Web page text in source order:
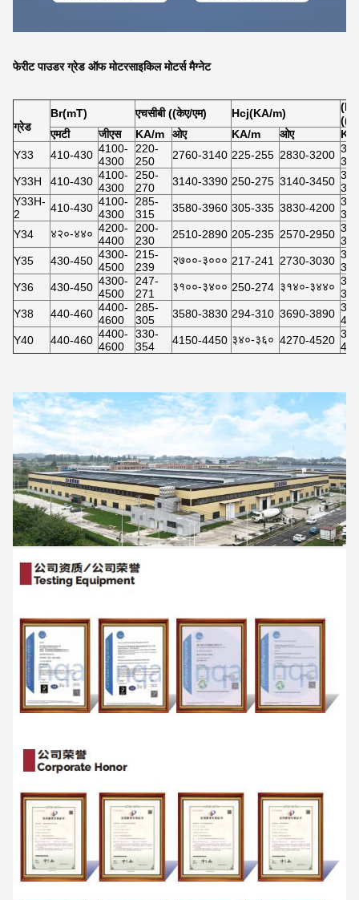
फेरीट पाउडर ग्रेड ऑफ मोटरसाइकिल मोटर्स मैग्नेट
ग्रेड
Br(mT) एचसीबी ((केए/एम) Hcj(KA/m)
एमटी
जीएस KA/m ओए KA/m ओए
Y33
410-430 4100-
4300
220-
250
2760-3140 225-255 2830-3200
Y33H
410-430 4100-
4300
250-
270
3140-3390 250-275 3140-3450
Y33H-
2
410-430 4100-
4300
285-
315
3580-3960 305-335 3830-4200
Y34
४२०-४४० 4200-
4400
200-
230
2510-2890 205-235 2570-2950
Y35
430-450 4300-
4500
215-
239
२७००-३००० 217-241 2730-3030
Y36
430-450 4300-
4500
247-
271
३१००-३४०० 250-274 ३१४०-३४४०
Y38
440-460 4400-
4600
285-
305
3580-3830 294-310 3690-3890
Y40
440-460 4400-
4600
330-
354
4150-4450 ३४०-३६० 4270-4520